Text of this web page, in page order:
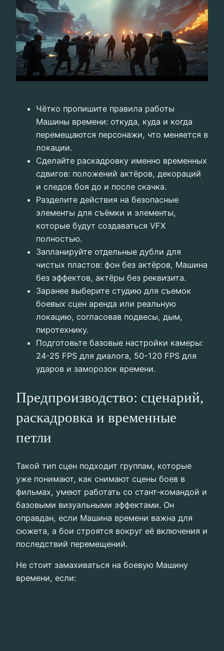
Чётко пропишите правила работы
Машины времени: откуда, куда и когда
перемещаются персонажи, что меняется в
локации.
Сделайте раскадровку именно временных
сдвигов: положений актёров, декораций
и следов боя до и после скачка.
Разделите действия на безопасные
элементы для съёмки и элементы,
которые будут создаваться VFX
полностью.
Запланируйте отдельные дубли для
чистых пластов: фон без актёров, Машина
без эффектов, актёры без реквизита.
Заранее выберите студию для съемок
боевых сцен аренда или реальную
локацию, согласовав подвесы, дым,
пиротехнику.
Подготовьте базовые настройки камеры:
24-25 FPS для диалога, 50-120 FPS для
ударов и заморозок времени.
Предпроизводство: сценарий,
раскадровка и временные
петли
Такой тип сцен подходит группам, которые
уже понимают, как снимают сцены боев в
фильмах, умеют работать со стант‑командой и
базовыми визуальными эффектами. Он
оправдан, если Машина времени важна для
сюжета, а бои строятся вокруг её включения и
последствий перемещений.
Не стоит замахиваться на боевую Машину
времени, если: